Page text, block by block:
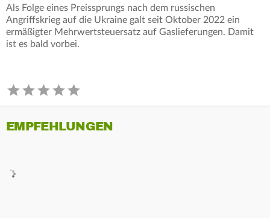
Als Folge eines Preissprungs nach dem russischen
Angriffskrieg auf die Ukraine galt seit Oktober 2022 ein
ermäßigter Mehrwertsteuersatz auf Gaslieferungen. Damit
ist es bald vorbei.
EMPFEHLUNGEN